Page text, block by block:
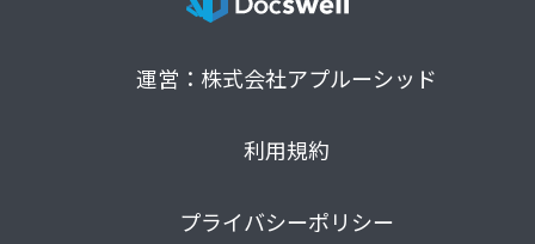
運営：株式会社アプルーシッド
利用規約
プライバシーポリシー